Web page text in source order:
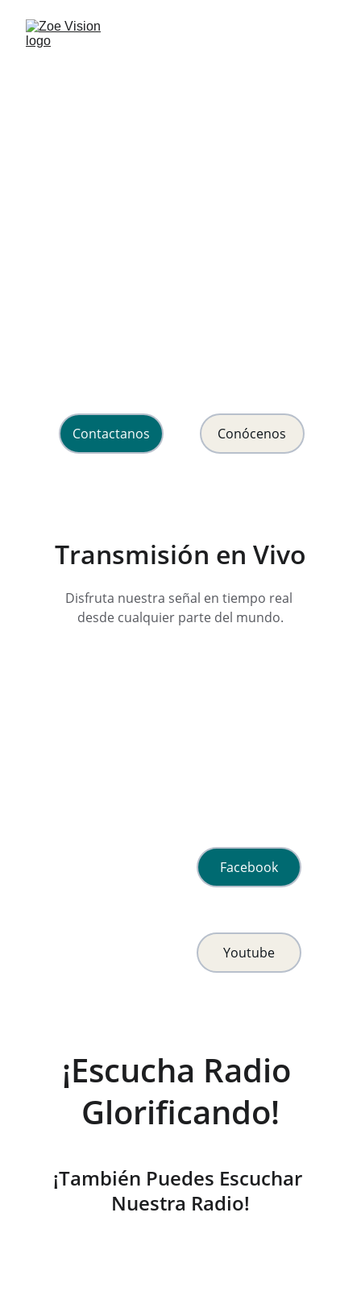
Contactanos Conócenos
Transmisión en Vivo
Disfruta nuestra señal en tiempo real
desde cualquier parte del mundo.
Facebook
Youtube
¡Escucha Radio
Glorificando!
¡También Puedes Escuchar
Nuestra Radio!